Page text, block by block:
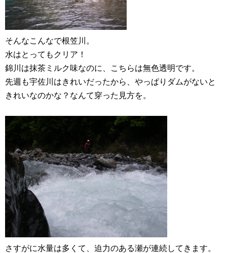
そんなこんなで根笠川。
水はとってもクリア！
錦川は抹茶ミルク味なのに、こちらは無色透明です。
先週も宇佐川はきれいだったから、やっぱりダムがないと
きれいなのかな？なんて穿った見方を。
さすがに水量は多くて、迫力のある瀬が連続してきます。